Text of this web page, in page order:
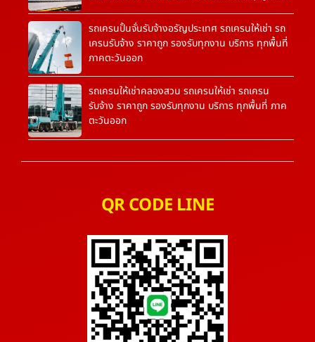
รถเครนปั้นจั่นรับจ้างอรัญประเทศ รถเครนให้เช่า รถ
เครนรับจ้าง ราคาถูก รองรับทุกงาน บริการ ทุกพื้นที่
ภาคตะวันออก
รถเครนให้เช่าคลองสวน รถเครนให้เช่า รถเครน
รับจ้าง ราคาถูก รองรับทุกงาน บริการ ทุกพื้นที่ ภาค
ตะวันออก
QR CODE LINE